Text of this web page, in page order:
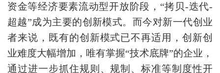
资金等经济要素流动型开放阶段，“拷贝-迭代-
超越”成为主要的创新模式。而今对新一代创业
者来说，既有的创新模式已不再适用，创新创
业难度大幅增加，唯有掌握“技术底牌”的企业，
通过进一步抓住规则、规制、标准等制度性开